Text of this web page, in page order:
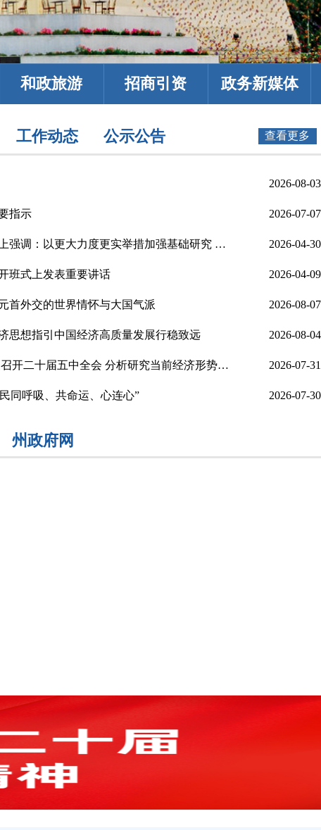
和政旅游 招商引资 政务新媒体
工作动态 公示公告 查看更多
2026-08-03
指示 2026-07-07
习近平在加强基础研究座谈会上强调：以更大力度更实举措加强基础研究 进一步打牢科技强国建设根基 2026-04-30
班式上发表重要讲话 2026-04-09
外交的世界情怀与大国气派 2026-08-07
想指引中国经济高质量发展行稳致远 2026-08-04
中共中央政治局召开会议 决定召开二十届五中全会 分析研究当前经济形势和经济工作 中共中央总书记习近平... 2026-07-31
同呼吸、共命运、心连心” 2026-07-30
州政府网